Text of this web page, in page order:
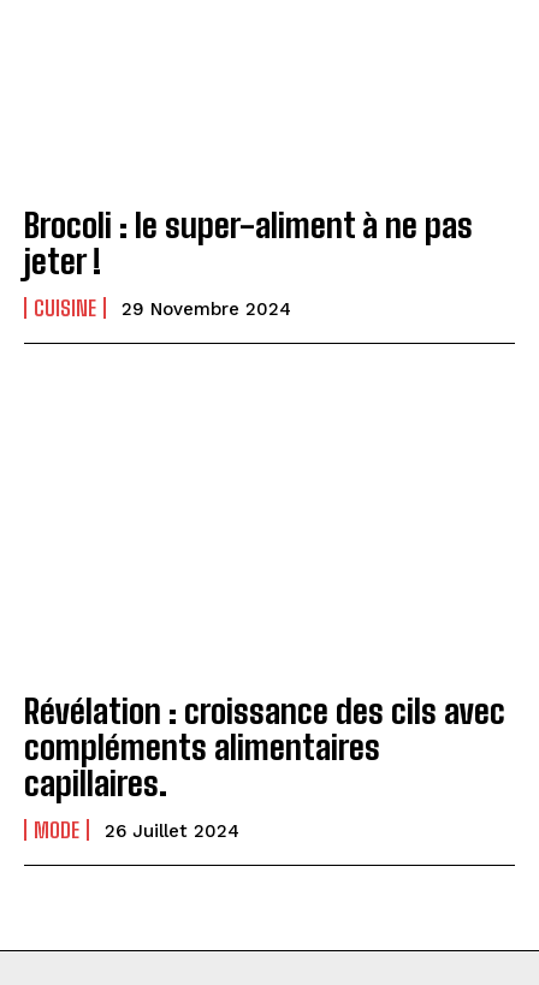
Brocoli : le super-aliment à ne pas
jeter !
CUISINE 29 Novembre 2024
Révélation : croissance des cils avec
compléments alimentaires
capillaires.
MODE 26 Juillet 2024